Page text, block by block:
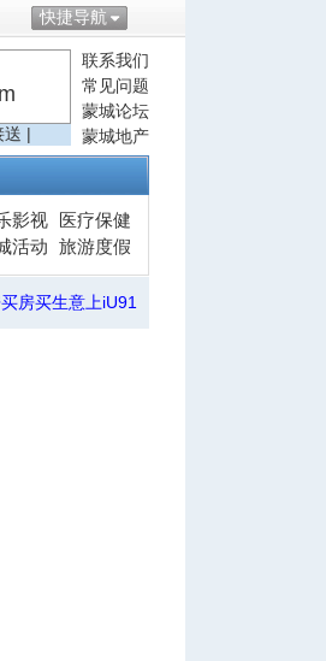
快捷导航
联系我们
常见问题
蒙城论坛
蒙城地产
送 |
影视
医疗保健
活动 旅游度假
房买生意上iU91